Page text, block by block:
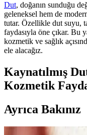
Dut, doğanın sunduğu
geleneksel hem de
tutar. Özellikle dut suyu,
faydasıyla öne çıkar. Bu
kozmetik ve sağlık
ele alacağız.
Kaynatılmış
Kozmetik
Ayrıca Bakınız